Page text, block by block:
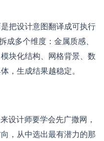
把设计意图翻译成可执行
成多个维度：金属质感、
块化结构、网格背景、数
，生成结果越稳定。
设计师要学会先广撒网，
，从中选出最有潜力的那